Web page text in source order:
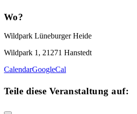
Wo?
Wildpark Lüneburger Heide
Wildpark 1, 21271 Hanstedt
CalendarGoogleCal
Teile diese Veranstaltung auf: